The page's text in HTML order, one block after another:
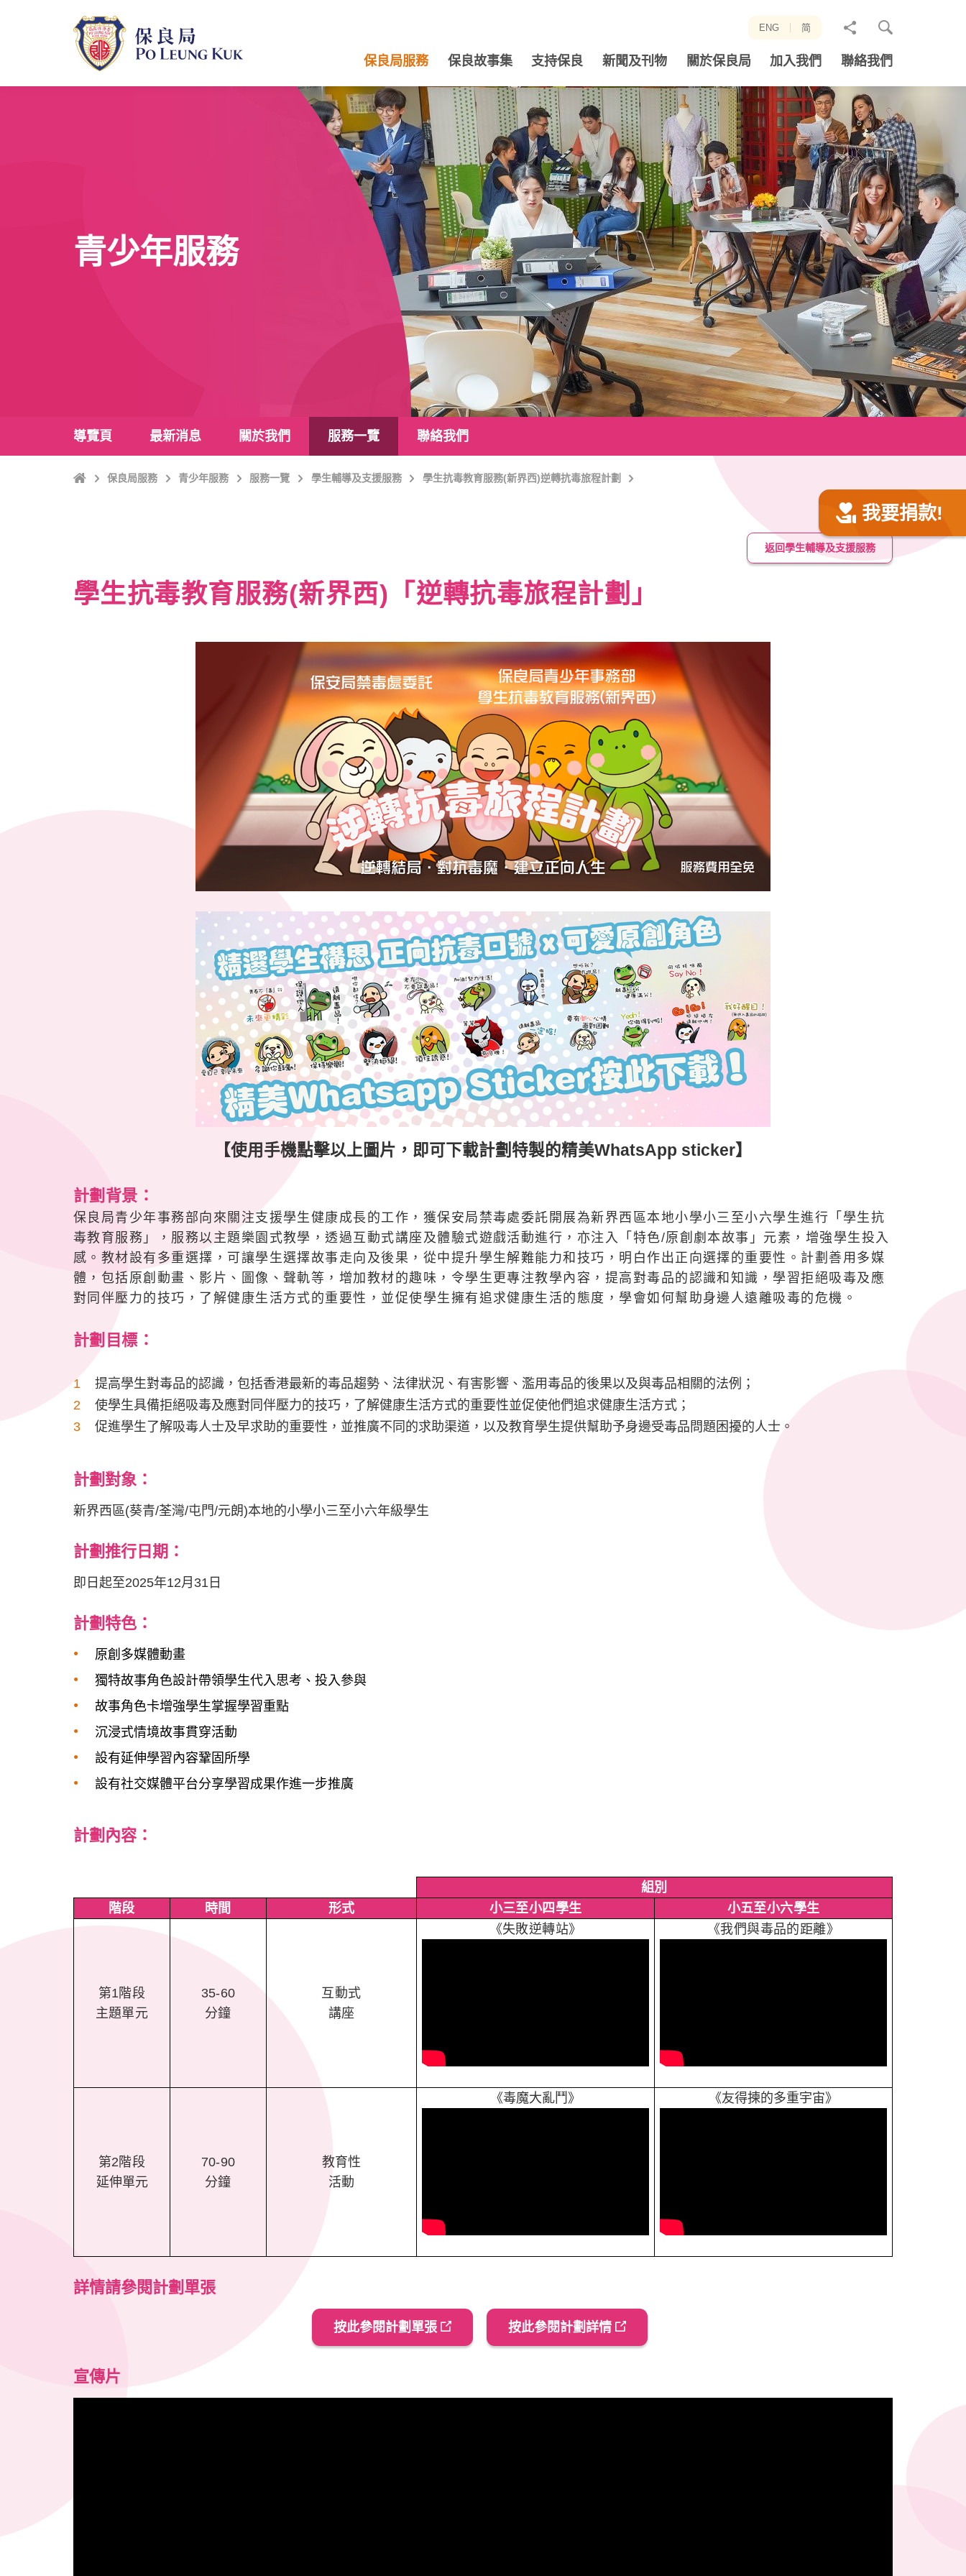
ENG 简
分
至
保良局服務 保良故事集 支持保良 新聞及刊物 關於保良局 加入我們 聯絡我們
青少年服務
導覽頁 最新消息 關於我們 服務一覽 聯絡我們
主
保良局服務 青少年服務 服務一覽 學生輔導及支援服務 學生抗毒教育服務(新界西)逆轉抗毒旅程計劃
我要捐款!
返回學生輔導及支援服務
學生抗毒教育服務(新界西)「逆轉抗毒旅程計劃」
【使用手機點擊以上圖片，即可下載計劃特製的精美WhatsApp sticker】
計劃背景 ：
保良局青少年事務部向來關注支援學生健康成長的工作，獲保安局禁毒處委託開展為新界西區本地小學小三至小六學生進行「學生抗
毒教育服務」，服務以主題樂園式教學，透過互動式講座及體驗式遊戲活動進行，亦注入「特色/原創劇本故事」元素，增強學生投入
感。教材設有多重選擇，可讓學生選擇故事走向及後果，從中提升學生解難能力和技巧，明白作出正向選擇的重要性。計劃善用多媒
體，包括原創動畫、影片、圖像、聲軌等，增加教材的趣味，令學生更專注教學內容，提高對毒品的認識和知識，學習拒絕吸毒及應
對同伴壓力的技巧，了解健康生活方式的重要性，並促使學生擁有追求健康生活的態度，學會如何幫助身邊人遠離吸毒的危機。
計劃目標 ：
提高學生對毒品的認識，包括香港最新的毒品趨勢、法律狀況、有害影響、濫用毒品的後果以及與毒品相關的法例；
使學生具備拒絕吸毒及應對同伴壓力的技巧，了解健康生活方式的重要性並促使他們追求健康生活方式；
促進學生了解吸毒人士及早求助的重要性，並推廣不同的求助渠道，以及教育學生提供幫助予身邊受毒品問題困擾的人士。
計劃對象：
新界西區(葵青/荃灣/屯門/元朗)本地的小學小三至小六年級學生
計劃推行日期：
即日起至2025年12月31日
計劃特色：
原創多媒體動畫
獨特故事角色設計帶領學生代入思考、投入參與
故事角色卡增強學生掌握學習重點
沉浸式情境故事貫穿活動
設有延伸學習內容鞏固所學
設有社交媒體平台分享學習成果作進一步推廣
計劃內容：
組別
階段
時間 形式 小三至小四學生 小五至小六學生
第1階段
主題單元
35-60
分鐘
互動式
講座
《失敗逆轉站》 《我們與毒品的距離》
第2階段
延伸單元
70-90
分鐘
教育性
活動
《毒魔大亂鬥》 《友得揀的多重宇宙》
詳情請參閱計劃單張
按此參閱計劃單張 按此參閱計劃詳情
宣傳片